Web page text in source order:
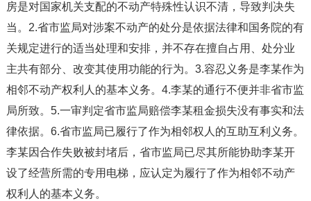
房是对国家机关支配的不动产特殊性认识不清，导致判决失
当。2.省市监局对涉案不动产的处分是依据法律和国务院的有
关规定进行的适当处理和安排，并不存在擅自占用、处分业
主共有部分、改变其使用功能的行为。3.容忍义务是李某作为
相邻不动产权利人的基本义务。4.李某的通行不便并非省市监
局所致。5.一审判定省市监局赔偿李某租金损失没有事实和法
律依据。6.省市监局已履行了作为相邻权人的互助互利义务。
李某因合作失败被封堵后，省市监局已尽其所能协助李某开
设了经营所需的专用电梯，应认定为履行了作为相邻不动产
权利人的基本义务。